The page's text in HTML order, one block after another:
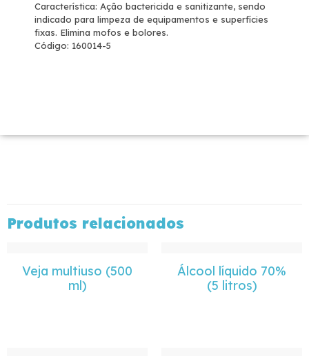
Característica: Ação bactericida e sanitizante, sendo
indicado para limpeza de equipamentos e superfícies
fixas. Elimina mofos e bolores.
Código: 160014-5
Produtos relacionados
Veja multiuso (500
ml)
Álcool líquido 70%
(5 litros)